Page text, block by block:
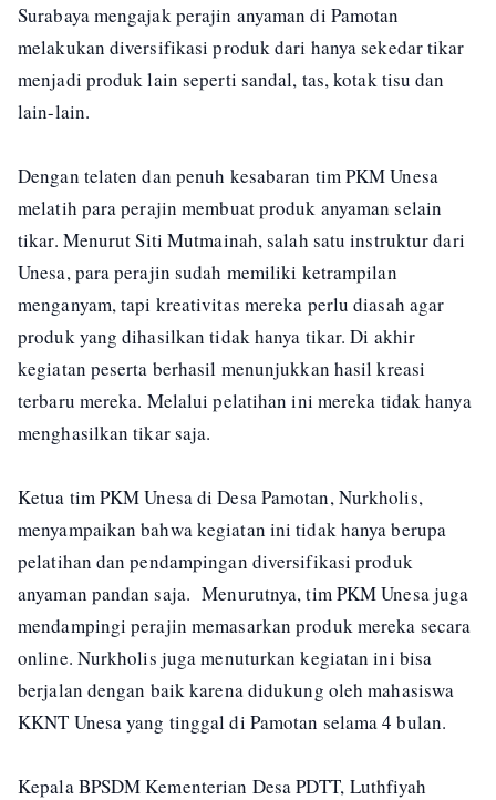
Surabaya mengajak perajin anyaman di Pamotan
melakukan diversifikasi produk dari hanya sekedar tikar
menjadi produk lain seperti sandal, tas, kotak tisu dan
lain-lain.
Dengan telaten dan penuh kesabaran tim PKM Unesa
melatih para perajin membuat produk anyaman selain
tikar. Menurut Siti Mutmainah, salah satu instruktur dari
Unesa, para perajin sudah memiliki ketrampilan
menganyam, tapi kreativitas mereka perlu diasah agar
produk yang dihasilkan tidak hanya tikar. Di akhir
kegiatan peserta berhasil menunjukkan hasil kreasi
terbaru mereka. Melalui pelatihan ini mereka tidak hanya
menghasilkan tikar saja.
Ketua tim PKM Unesa di Desa Pamotan, Nurkholis,
menyampaikan bahwa kegiatan ini tidak hanya berupa
pelatihan dan pendampingan diversifikasi produk
anyaman pandan saja. Menurutnya, tim PKM Unesa juga
mendampingi perajin memasarkan produk mereka secara
online. Nurkholis juga menuturkan kegiatan ini bisa
berjalan dengan baik karena didukung oleh mahasiswa
KKNT Unesa yang tinggal di Pamotan selama 4 bulan.
Kepala BPSDM Kementerian Desa PDTT, Luthfiyah